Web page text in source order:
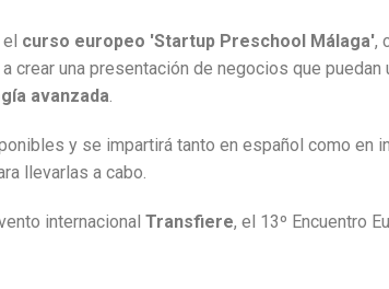
curso europeo 'Startup Preschool Málaga',
una presentación de negocios que puedan
avanzada.
y se impartirá tanto en español como en
llevarlas a cabo.
internacional Transfiere, el 13º Encuentro